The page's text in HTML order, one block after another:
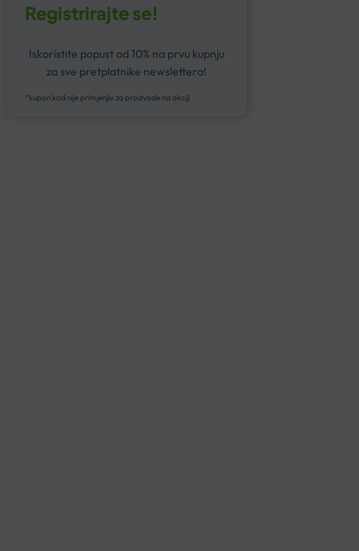
Registrirajte se!
Iskoristite popust od 10% na prvu kupnju
za sve pretplatnike newslettera!
*kupon kod nije primjenjiv za proizvode na akciji